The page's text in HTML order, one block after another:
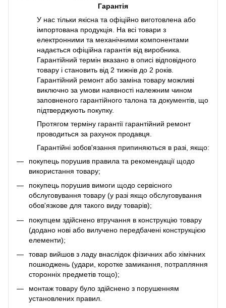
Гарантія
У нас тільки якісна та офіційно виготовлена або
імпортована продукція. На всі товари з
електронними та механічними компонентами
надається офіційна гарантія від виробника.
Гарантійний термін вказано в описі відповідного
товару і становить від 2 тижнів до 2 років.
Гарантійний ремонт або заміна товару можливі
виключно за умови наявності належним чином
заповненого гарантійного талона та документів, що
підтверджують покупку.
Протягом терміну гарантії гарантійний ремонт
проводиться за рахунок продавця.
Гарантійні зобов'язання припиняються в разі, якщо:
покупець порушив правила та рекомендації щодо
використання товару;
покупець порушив вимоги щодо сервісного
обслуговування товару (у разі якщо обслуговування
обов'язкове для такого виду товарів);
покупцем здійснено втручання в конструкцію товару
(додано нові або вилучено передбачені конструкцією
елементи);
товар вийшов з ладу внаслідок фізичних або хімічних
пошкоджень (удари, коротке замикання, потрапляння
сторонніх предметів тощо);
монтаж товару було здійснено з порушенням
установлених правил.